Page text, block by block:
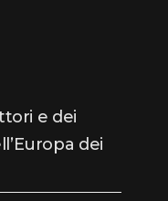
e dei
dei